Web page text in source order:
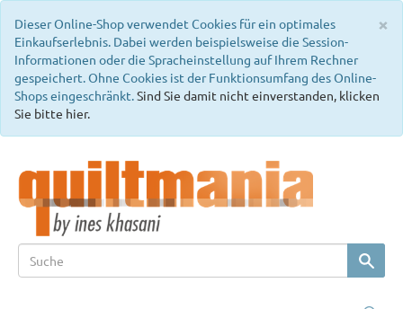
×
Dieser Online-Shop verwendet Cookies für ein optimales
Einkaufserlebnis. Dabei werden beispielsweise die Session-
Informationen oder die Spracheinstellung auf Ihrem Rechner
gespeichert. Ohne Cookies ist der Funktionsumfang des Online-
Shops eingeschränkt.Sind Sie damit nicht einverstanden, klicken
Sie bitte hier.